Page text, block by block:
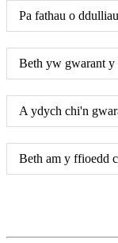
Pa fathau o
Beth yw gwarant y
A ydych chi'n
Beth am y ffioedd